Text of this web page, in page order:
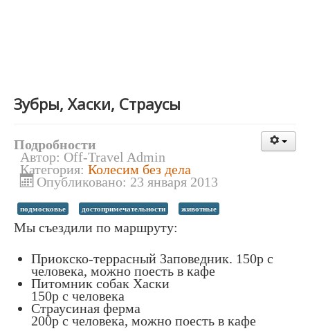
Зубры, Хаски, Страусы
Подробности
Автор: Off-Travel Admin
Категория: Колесим без дела
Опубликовано: 23 января 2013
подмосковье достопримечательности животные
Мы съездили по маршруту:
Приокско-террасный Заповедник. 150р с
человека, можно поесть в кафе
Питомник собак Хаски
150р с человека
Страусиная ферма
200р с человека, можно поесть в кафе